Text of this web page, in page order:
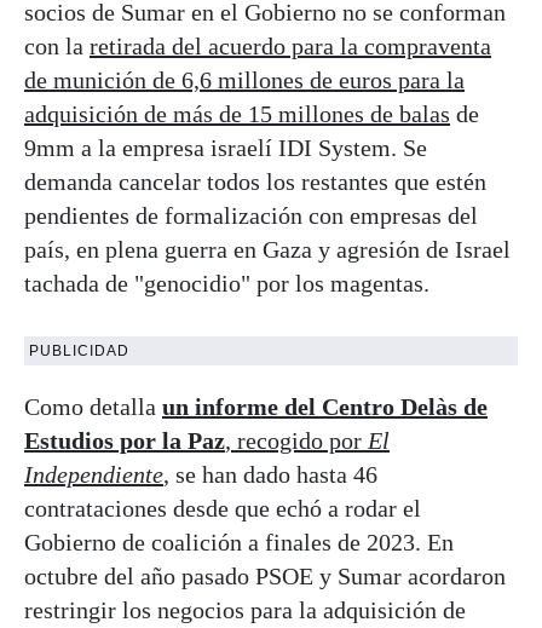
socios de Sumar en el Gobierno no se conforman
con la retirada del acuerdo para la compraventa
de munición de 6,6 millones de euros para la
adquisición de más de 15 millones de balas de
9mm a la empresa israelí IDI System. Se
demanda cancelar todos los restantes que estén
pendientes de formalización con empresas del
país, en plena guerra en Gaza y agresión de Israel
tachada de "genocidio" por los magentas.
PUBLICIDAD
Como detalla un informe del Centro Delàs de
Estudios por la Paz, recogido por El
Independiente, se han dado hasta 46
contrataciones desde que echó a rodar el
Gobierno de coalición a finales de 2023. En
octubre del año pasado PSOE y Sumar acordaron
restringir los negocios para la adquisición de